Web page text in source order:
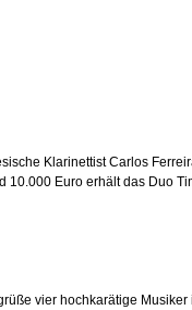
Klarinettist Carlos
Euro erhält das Duo
vier hochkarätige